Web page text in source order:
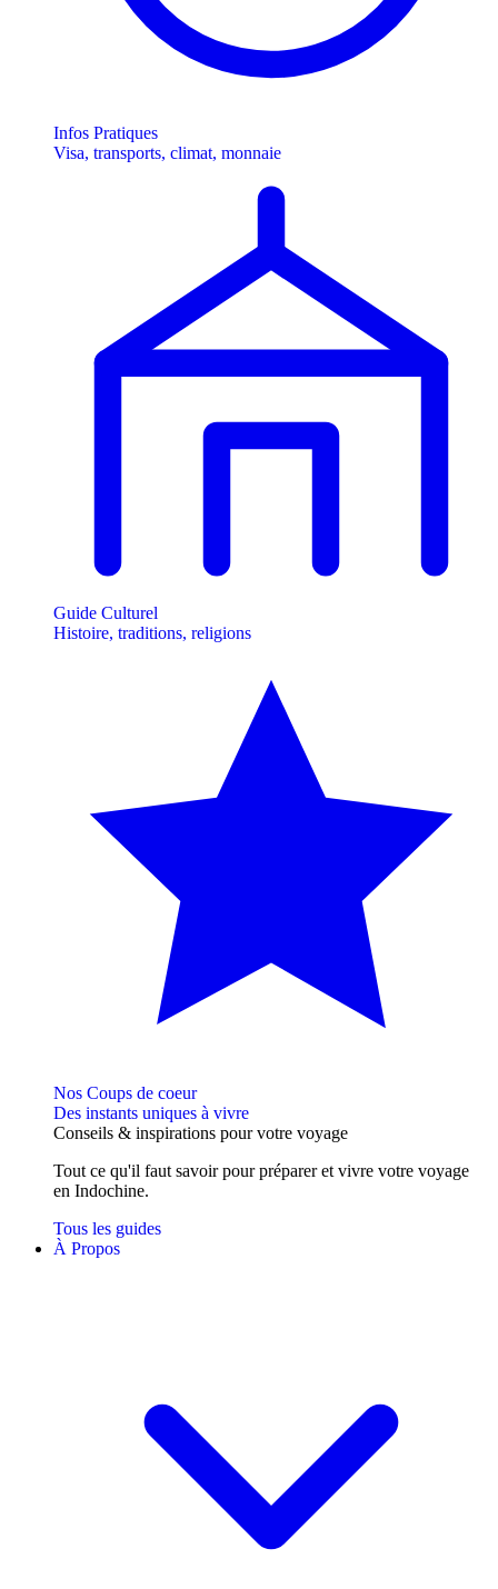
Infos Pratiques
Visa, transports, climat, monnaie
Guide Culturel
Histoire, traditions, religions
Nos Coups de coeur
Des instants uniques à vivre
Conseils & inspirations pour votre voyage
Tout ce qu'il faut savoir pour préparer et vivre votre voyage
en Indochine.
Tous les guides
À Propos